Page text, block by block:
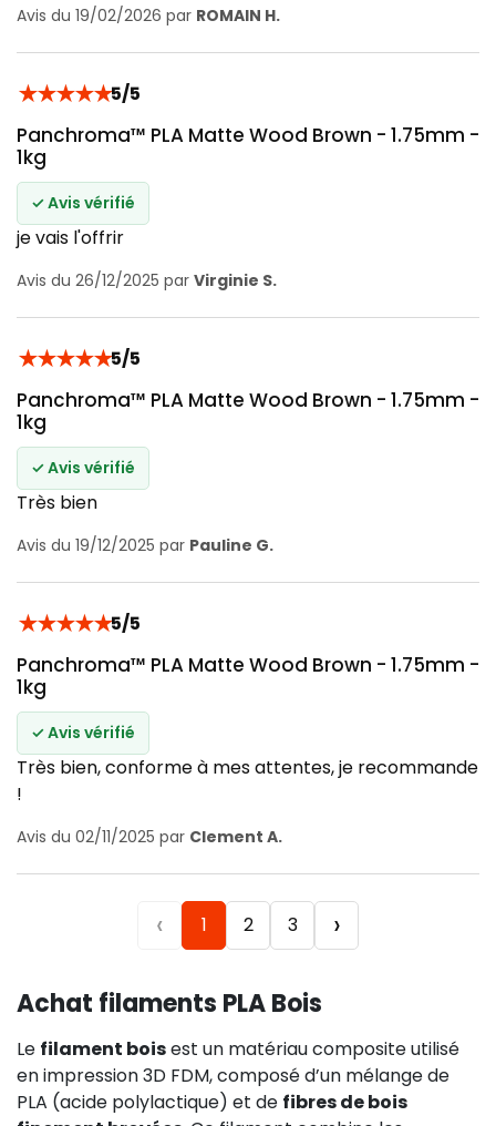
Avis du 19/02/2026 par ROMAIN H.
★★★★★5/5
Panchroma™ PLA Matte Wood Brown - 1.75mm -
1kg
✓ Avis vérifié
je vais l'offrir
Avis du 26/12/2025 par Virginie S.
★★★★★5/5
Panchroma™ PLA Matte Wood Brown - 1.75mm -
1kg
✓ Avis vérifié
Très bien
Avis du 19/12/2025 par Pauline G.
★★★★★5/5
Panchroma™ PLA Matte Wood Brown - 1.75mm -
1kg
✓ Avis vérifié
Très bien, conforme à mes attentes, je recommande
!
Avis du 02/11/2025 par Clement A.
‹ 1 2 3 ›
Achat filaments PLA Bois
Le filament boisest un matériau composite utilisé
en impression 3D FDM, composé d’un mélange de
PLA (acide polylactique) et de fibres de bois